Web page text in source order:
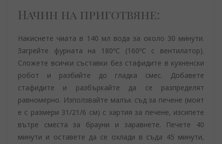
Начин на приготвяне:
Накиснете чиата в 140 мл вода за около 30 минути.
Загрейте фурната на 180ºC (160ºC с вентилатор).
Сложете всички съставки без стафидите в кухненски
робот и разбийте до гладка смес. Добавете
стафидите и разбъркайте да се разпределят
равномерно. Използвайте малък съд за печене (моят
е с размери 31/21/6 см) с хартия за печене, изсипете
вътре сместа за брауни и заравнете. Печете 40
минути и оставете да се охлади в съда 45 минути,